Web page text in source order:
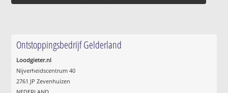
Ontstoppingsbedrijf Gelderland
Loodgieter.nl
Nijverheidscentrum 40
2761 JP Zevenhuizen